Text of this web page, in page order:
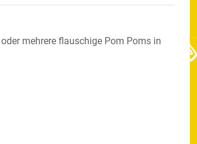
mehrere flauschige Pom Poms in